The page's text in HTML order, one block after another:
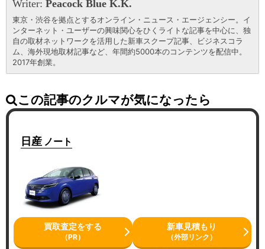
Writer: Peacock Blue K.K.
東京・渋谷を拠点とするオンライン・ニュース・エージェンシー。イ
ンターネット・ユーザーの興味関心をひくライトな記事を中心に、独
自の取材ネットワークを活用した新車スクープ記事、ビジネスコラ
ム、海外現地取材記事など、年間約5000本のコンテンツを配信中。
2017年創業。
この記事のクルマが気になったら
日産 ノート
買取査定をする
（PR）
新車見積もり
（外部リンク）